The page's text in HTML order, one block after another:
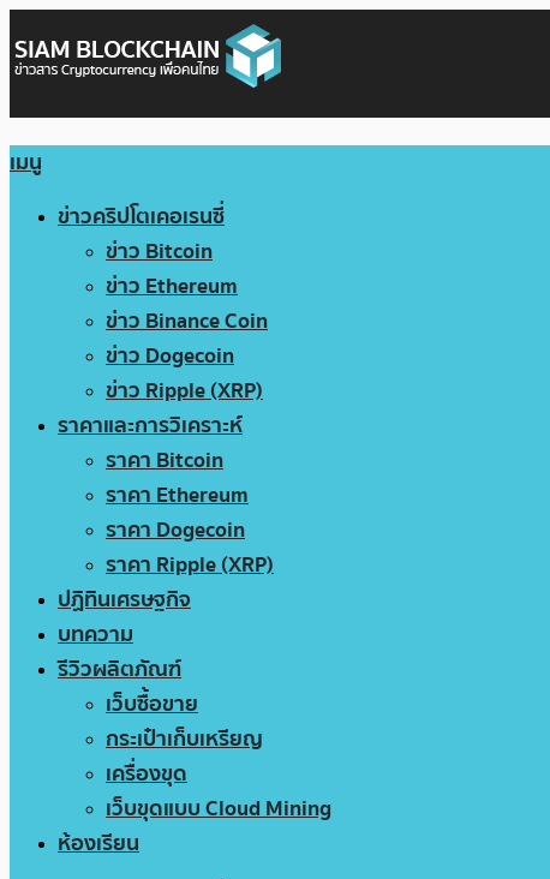
เมนู
ข่าวคริปโตเคอเรนซี่
ข่าว Bitcoin
ข่าว Ethereum
ข่าว Binance Coin
ข่าว Dogecoin
ข่าว Ripple (XRP)
ราคาและการวิเคราะห์
ราคา Bitcoin
ราคา Ethereum
ราคา Dogecoin
ราคา Ripple (XRP)
ปฏิทินเศรษฐกิจ
บทความ
รีวิวผลิตภัณฑ์
เว็บซื้อขาย
กระเป๋าเก็บเหรียญ
เครื่องขุด
เว็บขุดแบบ Cloud Mining
ห้องเรียน